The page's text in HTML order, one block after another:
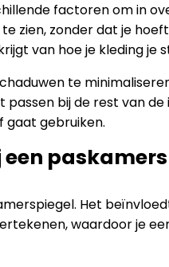
factoren om in
zien, zonder dat je
van hoe je kleding je
te
bij de rest van
gaat gebruiken.
Het
waardoor je